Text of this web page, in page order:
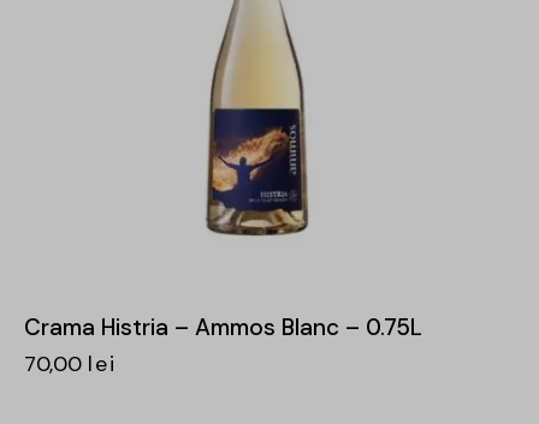
Crama Histria – Ammos Blanc – 0.75L
70,00 lei